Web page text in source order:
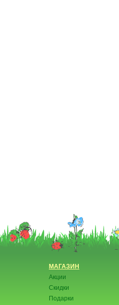
МАГАЗИН
Акции
Скидки
Подарки